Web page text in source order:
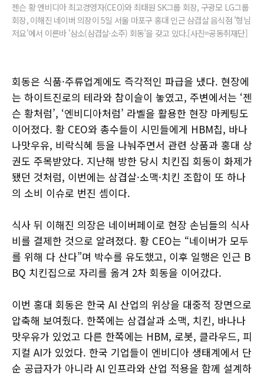
젠슨 황 엔비디아 최고경영자(CEO)와 최태원 SK그룹 회장, 구광모 LG그룹
회장, 이해진 네이버 의장이 5일 서울 마포구 홍대 인근 삼겹살 음식점 '형님
저요'에서 이른바 '삼소(삼겹살·소주) 회동’을 갖고 있다.[사진=공동취재단]
회동은 식품·주류업계에도 즉각적인 파급을 냈다. 현장에
는 하이트진로의 테라와 참이슬이 놓였고, 주변에서는 ‘젠
슨 황처럼’, ‘엔비디아처럼’ 라벨을 활용한 현장 마케팅도
이어졌다. 황 CEO와 총수들이 시민들에게 HBM칩, 바나
나맛우유, 비락식혜 등을 나눠주면서 관련 상품과 홍대 상
권도 주목받았다. 지난해 방한 당시 치킨집 회동이 화제가
됐던 것처럼, 이번에는 삼겹살·소맥·치킨 조합이 또 하나
의 소비 이슈로 번진 셈이다.
식사 뒤 이해진 의장은 네이버페이로 현장 손님들의 식사
비를 결제한 것으로 알려졌다. 황 CEO는 “네이버가 모두
를 위해 다 산다”며 박수를 유도했고, 이후 일행은 인근 B
BQ 치킨집으로 자리를 옮겨 2차 회동을 이어갔다.
이번 홍대 회동은 한국 AI 산업의 위상을 대중적 장면으로
압축해 보여줬다. 한쪽에는 삼겹살과 소맥, 치킨, 바나나
맛우유가 있었고 다른 한쪽에는 HBM, 로봇, 클라우드, 피
지컬 AI가 있었다. 한국 기업들이 엔비디아 생태계에서 단
순 공급자가 아니라 AI 인프라와 산업 적용을 함께 설계하